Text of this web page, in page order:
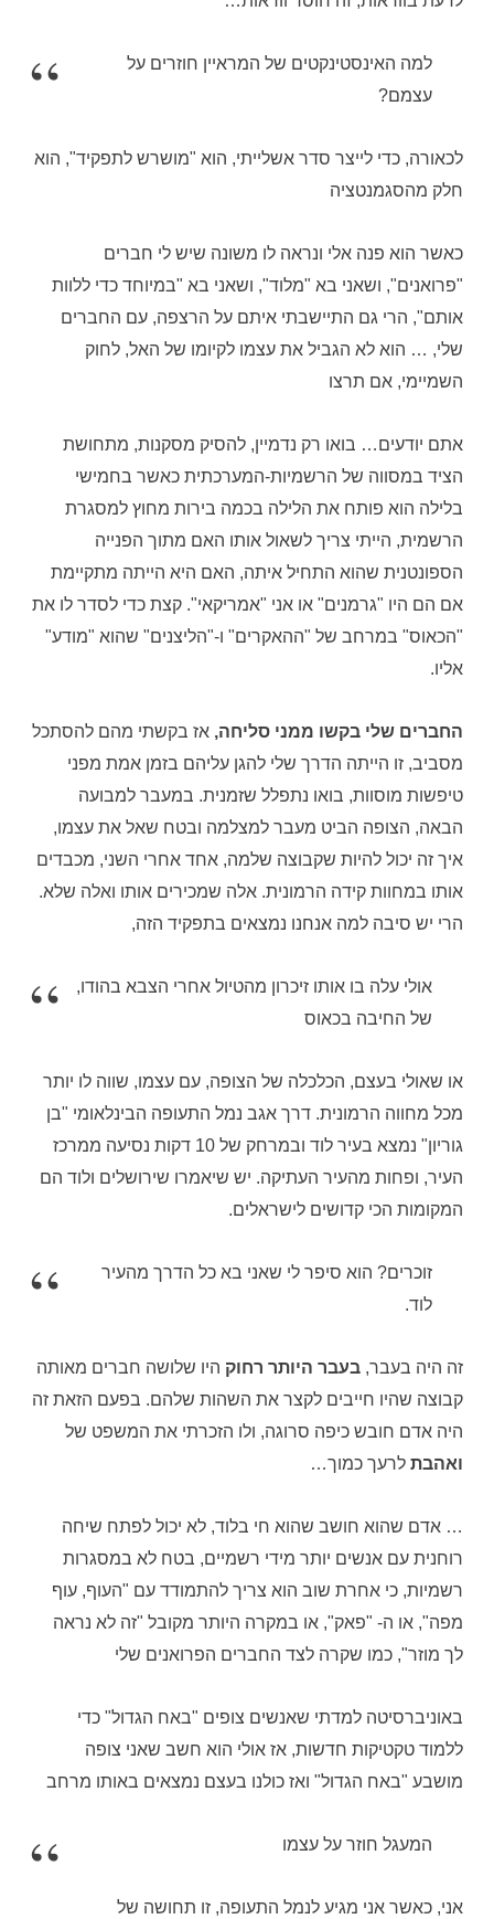
למה האינסטינקטים של המראיין חוזרים על
עצמם?
לכאורה, כדי לייצר סדר אשלייתי, הוא "מושרש לתפקיד", הוא
חלק מהסגמנטציה
כאשר הוא פנה אלי ונראה לו משונה שיש לי חברים
"פרואנים", ושאני בא "מלוד", ושאני בא "במיוחד כדי ללוות
אותם", הרי גם התיישבתי איתם על הרצפה, עם החברים
שלי, … הוא לא הגביל את עצמו לקיומו של האל, לחוק
השמיימי, אם תרצו
אתם יודעים… בואו רק נדמיין, להסיק מסקנות, מתחושת
הציד במסווה של הרשמיות-המערכתית כאשר בחמישי
בלילה הוא פותח את הלילה בכמה בירות מחוץ למסגרת
הרשמית, הייתי צריך לשאול אותו האם מתוך הפנייה
הספונטנית שהוא התחיל איתה, האם היא הייתה מתקיימת
אם הם היו "גרמנים" או אני "אמריקאי". קצת כדי לסדר לו את
"הכאוס" במרחב של "ההאקרים" ו-"הליצנים" שהוא "מודע"
אליו.
החברים שלי בקשו ממני סליחה, אז בקשתי מהם להסתכל
מסביב, זו הייתה הדרך שלי להגן עליהם בזמן אמת מפני
טיפשות מוסוות, בואו נתפלל שזמנית. במעבר למבועה
הבאה, הצופה הביט מעבר למצלמה ובטח שאל את עצמו,
איך זה יכול להיות שקבוצה שלמה, אחד אחרי השני, מכבדים
אותו במחוות קידה הרמונית. אלה שמכירים אותו ואלה שלא.
הרי יש סיבה למה אנחנו נמצאים בתפקיד הזה,
אולי עלה בו אותו זיכרון מהטיול אחרי הצבא בהודו,
של החיבה בכאוס
או שאולי בעצם, הכלכלה של הצופה, עם עצמו, שווה לו יותר
מכל מחווה הרמונית. דרך אגב נמל התעופה הבינלאומי "בן
גוריון" נמצא בעיר לוד ובמרחק של 10 דקות נסיעה ממרכז
העיר, ופחות מהעיר העתיקה. יש שיאמרו שירושלים ולוד הם
המקומות הכי קדושים לישראלים.
זוכרים? הוא סיפר לי שאני בא כל הדרך מהעיר
לוד.
זה היה בעבר, בעבר היותר רחוק היו שלושה חברים מאותה
קבוצה שהיו חייבים לקצר את השהות שלהם. בפעם הזאת זה
היה אדם חובש כיפה סרוגה, ולו הזכרתי את המשפט של
ואהבת לרעך כמוך…
… אדם שהוא חושב שהוא חי בלוד, לא יכול לפתח שיחה
רוחנית עם אנשים יותר מידי רשמיים, בטח לא במסגרות
רשמיות, כי אחרת שוב הוא צריך להתמודד עם "העוף, עוף
מפה", או ה- "פאק", או במקרה היותר מקובל "זה לא נראה
לך מוזר", כמו שקרה לצד החברים הפרואנים שלי
באוניברסיטה למדתי שאנשים צופים "באח הגדול" כדי
ללמוד טקטיקות חדשות, אז אולי הוא חשב שאני צופה
מושבע "באח הגדול" ואז כולנו בעצם נמצאים באותו מרחב
המעגל חוזר על עצמו
אני, כאשר אני מגיע לנמל התעופה, זו תחושה של